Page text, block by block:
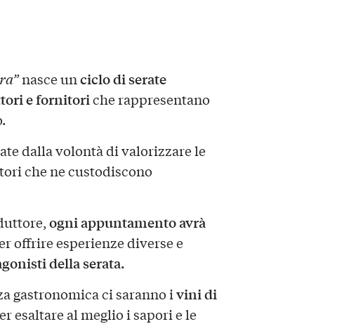
nasce unciclo di serate
e fornitoriche rappresentano
dalla volontà di valorizzare le
che ne custodiscono
ogni appuntamento avrà
offrire esperienze diverse e
della serata.
gastronomica ci saranno ivini di
esaltare al meglio i sapori e le